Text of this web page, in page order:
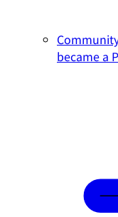
became a